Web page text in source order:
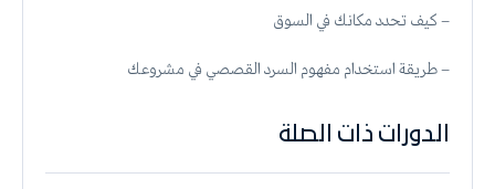
– كيف تحدد مكانك في السوق
– طريقة استخدام مفهوم السرد القصصي في مشروعك
الدورات ذات الصلة